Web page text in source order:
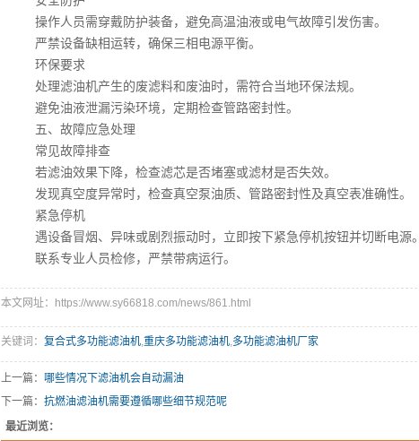
操作人员需穿戴防护装备，避免高温油液或电气故障引发伤害。
严禁设备缺相运转，确保三相电源平衡。
环保要求
处理滤油机产生的废滤料和废油时，需符合当地环保法规。
避免油液泄漏污染环境，定期检查管路密封性。
五、故障应急处理
常见故障排查
若滤油效果下降，检查滤芯是否堵塞或滤材是否失效。
发现真空度异常时，检查真空泵油质、管路密封性及真空表准确性。
紧急停机
遇设备冒烟、异味或剧烈振动时，立即按下紧急停机按钮并切断电源。
联系专业人员检修，严禁带病运行。
本文网址：https://www.sy66818.com/news/861.html
关键词： 复合式多功能滤油机,重庆多功能滤油机,多功能滤油机厂家
上一篇： 哪些情况下滤油机会自动漏油
下一篇： 抗燃油滤油机需要遵循哪些细节规范呢
最近浏览：